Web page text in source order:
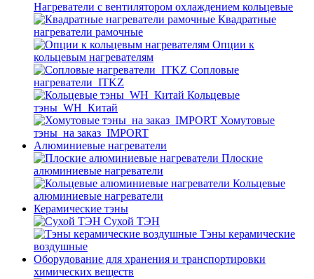
Нагреватели с вентилятором охлаждением кольцевые
Квадратные
нагреватели рамочные
Опции к
кольцевым нагревателям
Cопловые
нагреватели_ITKZ
Кольцевые
тэны_WH_Китай
Хомутовые
тэны_на заказ_IMPORT
Алюминиевые нагреватели
Плоские
алюминиевые нагреватели
Кольцевые
алюминиевые нагреватели
Керамические тэны
Сухой ТЭН
Тэны керамические
воздушные
Оборудование для хранения и транспортировки
химических веществ